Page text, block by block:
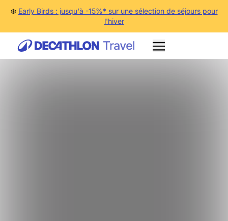
❄️ Early Birds : jusqu'à -15%* sur une sélection de séjours pour
l'hiver